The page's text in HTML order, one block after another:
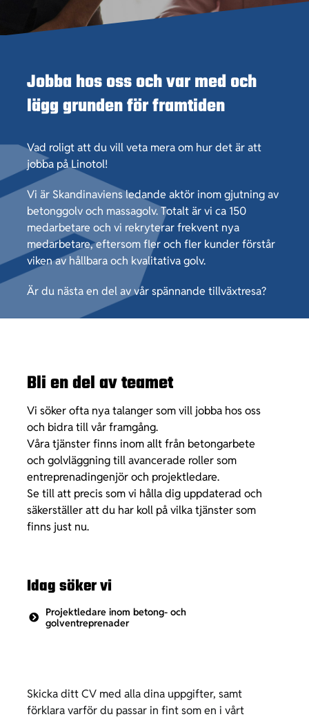
Jobba hos oss och var med och
lägg grunden för framtiden
Vad roligt att du vill veta mera om hur det är att
jobba på Linotol!
Vi är Skandinaviens ledande aktör inom gjutning av
betonggolv och massagolv. Totalt är vi ca 150
medarbetare och vi rekryterar frekvent nya
medarbetare, eftersom fler och fler kunder förstår
viken av hållbara och kvalitativa golv.
Är du nästa en del av vår spännande tillväxtresa?
Bli en del av teamet
Vi söker ofta nya talanger som vill jobba hos oss
och bidra till vår framgång.
Våra tjänster finns inom allt från betongarbete
och golvläggning till avancerade roller som
entreprenadingenjör och projektledare.
Se till att precis som vi hålla dig uppdaterad och
säkerställer att du har koll på vilka tjänster som
finns just nu.
Idag söker vi
Projektledare inom betong- och
golventreprenader
Skicka ditt CV med alla dina uppgifter, samt
förklara varför du passar in fint som en i vårt